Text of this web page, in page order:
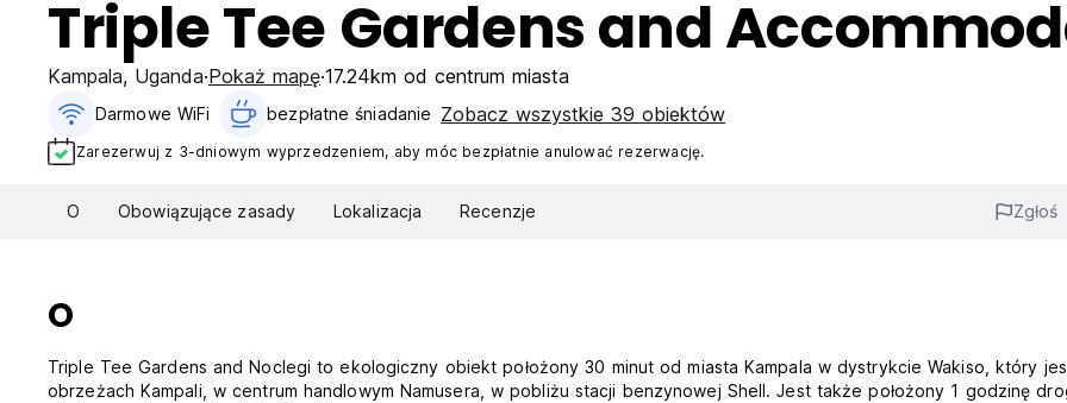
Triple Tee Gardens and
Kampala, Uganda Pokaż mapę 17.24km od centrum miasta
Darmowe WiFi bezpłatne śniadanie‎ Zobacz wszystkie 39 obiektów
Zarezerwuj z 3-dniowym wyprzedzeniem, aby móc bezpłatnie anulować rezerwację.
O Obowiązujące zasady Lokalizacja Recenzje Zgłoś
O
Triple Tee Gardens and Noclegi to ekologiczny obiekt położony 30 minut od miasta Kampala w dystrykcie Wakiso, który
obrzeżach Kampali, w centrum handlowym Namusera, w pobliżu stacji benzynowej Shell. Jest także położony 1 godzinę